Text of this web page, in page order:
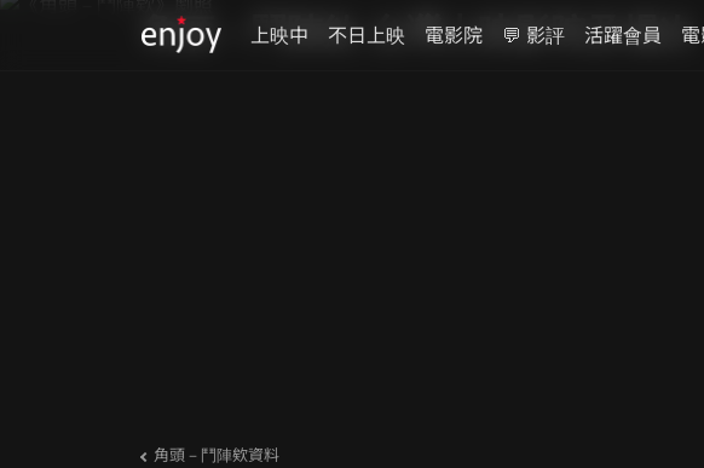
上映中 不日上映 電影院 💬 影評 活躍會員
角頭－鬥陣欸 台灣上映影院及場次
角頭－鬥陣欸資料